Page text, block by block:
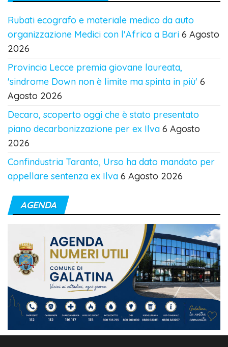
Rubati ecografo e materiale medico da auto
organizzazione Medici con l'Africa a Bari 6 Agosto
2026
Provincia Lecce premia giovane laureata,
'sindrome Down non è limite ma spinta in più' 6
Agosto 2026
Decaro, scoperto oggi che è stato presentato
piano decarbonizzazione per ex Ilva 6 Agosto
2026
Confindustria Taranto, Urso ha dato mandato per
appellare sentenza ex Ilva 6 Agosto 2026
AGENDA